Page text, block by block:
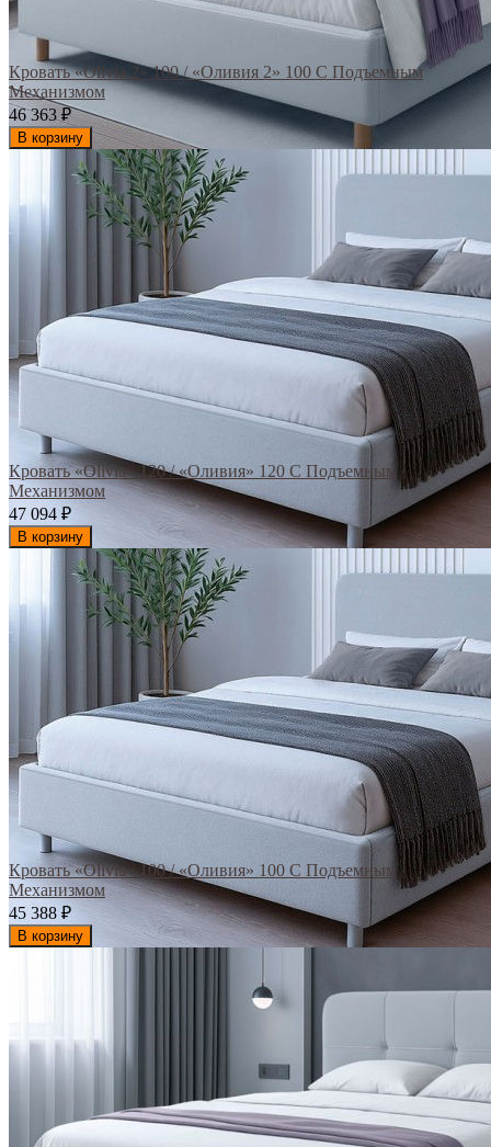
Кровать «Olivia 2» 100 / «Оливия 2» 100 С Подъемным
Механизмом
46 363 ₽
В корзину
Кровать «Olivia» 120 / «Оливия» 120 С Подъемным
Механизмом
47 094 ₽
В корзину
Кровать «Olivia» 100 / «Оливия» 100 С Подъемным
Механизмом
45 388 ₽
В корзину